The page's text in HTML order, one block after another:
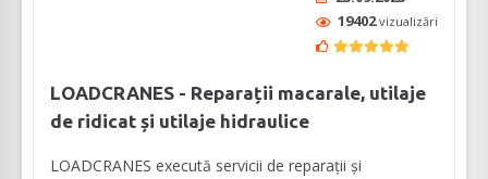
19402vizualizări
LOADCRANES - Reparații macarale, utilaje
de ridicat și utilaje hidraulice
LOADCRANES execută servicii de reparații și